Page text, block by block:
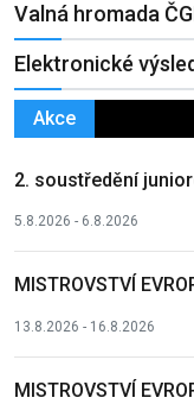
Valná hromada
Elektronické
Akce
2. soustředění
5.8.2026 - 6.8.2026
MISTROVSTVÍ
13.8.2026 - 16.8.2026
MISTROVSTVÍ